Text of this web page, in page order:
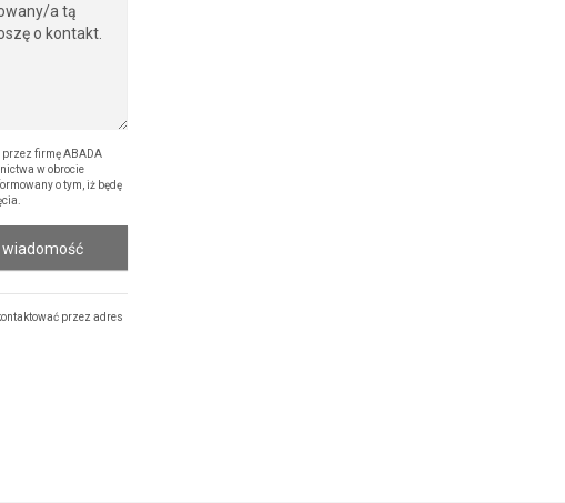
firmę ABADA
w obrocie
o tym, iż będę
wiadomość
przez adres